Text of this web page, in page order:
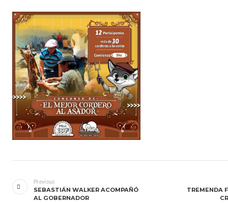
de
entradas
Previous
SEBASTIÁN WALKER ACOMPAÑÓ
AL GOBERNADOR
TREMENDA